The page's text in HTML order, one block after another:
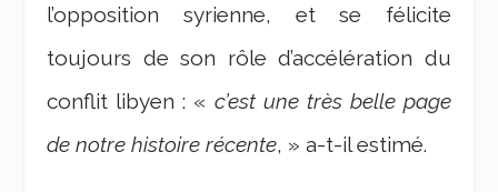
l’opposition syrienne, et se félicite
toujours de son rôle d’accélération du
conflit libyen : « c’est une très belle page
de notre histoire récente, » a-t-il estimé.